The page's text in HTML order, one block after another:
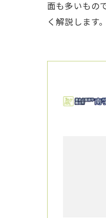
面も多いもの
く解説します